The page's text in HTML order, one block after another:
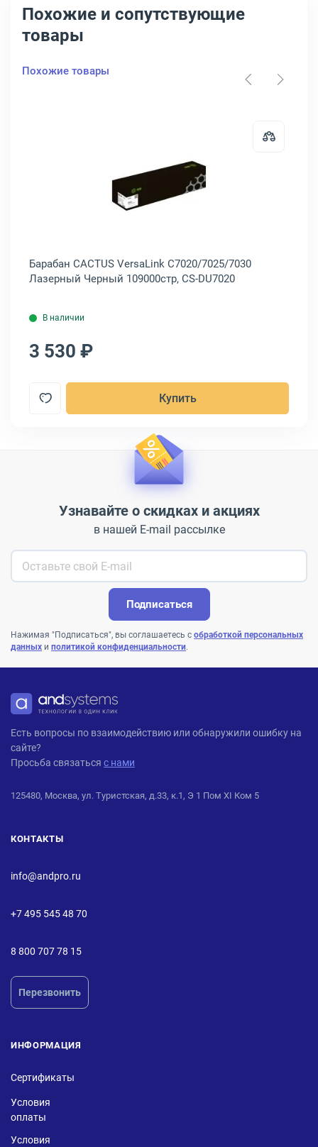
Похожие и сопутствующие
товары
Похожие товары
16500стр, 106R03747
Xerox VersaLink C7020/7025/7030 Лазерный Желтый
Открыть товар: Барабан
Барабан CACTUS VersaLink C7020/7025/7030
Лазерный Черный 109000стр, CS-DU7020
В наличии
3 530 ₽
Купить
Узнавайте о скидках и акциях
в нашей E-mail рассылке
Подписаться
Нажимая "Подписаться", вы соглашаетесь с обработкой персональных
данных и политикой конфиденциальности.
ANDPRO
Есть вопросы по взаимодействию или обнаружили ошибку на
сайте?
Просьба связаться с нами
125480, Москва, ул. Туристская, д.33, к.1, Э 1 Пом XI Ком 5
КОНТАКТЫ
info@andpro.ru
+7 495 545 48 70
8 800 707 78 15
Перезвонить
ИНФОРМАЦИЯ
Сертификаты
Условия
оплаты
Условия